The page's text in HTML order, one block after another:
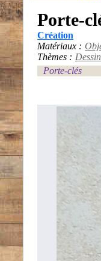
Porte-
Création
Matériaux :
Thèmes :
Porte-clés